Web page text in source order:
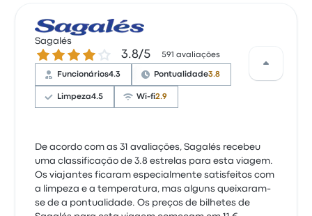
Sagalés
3.8 de 5 estrelas 3.8/5 591 avaliações
Funcionários4.3 Pontualidade3.8
Limpeza4.5 Wi-fi2.9
De acordo com as 31 avaliações, Sagalés recebeu
uma classificação de 3.8 estrelas para esta viagem.
Os viajantes ficaram especialmente satisfeitos com
a limpeza e a temperatura, mas alguns queixaram-
se de a pontualidade. Os preços de bilhetes de